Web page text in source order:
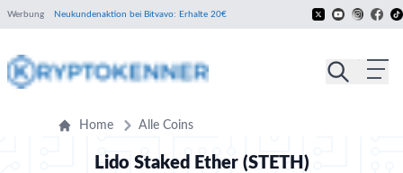
Werbung Neukundenaktion bei Bitvavo: Erhalte 20€
Home Alle Coins
Lido Staked Ether (STETH)